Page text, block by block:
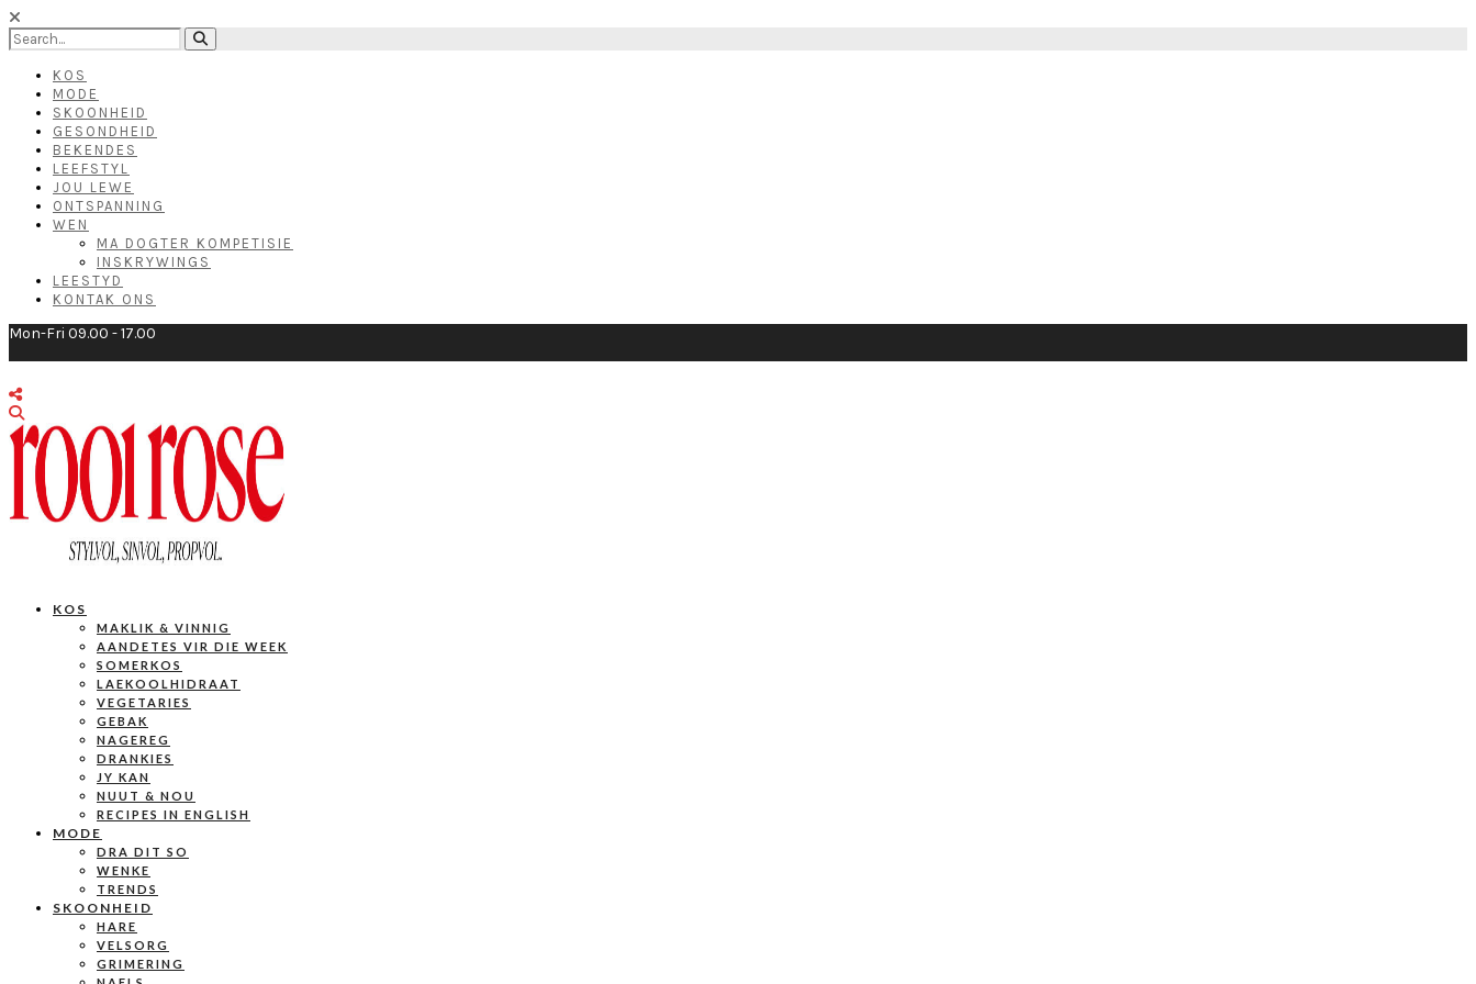
KOS
MODE
SKOONHEID
GESONDHEID
BEKENDES
LEEFSTYL
JOU LEWE
ONTSPANNING
WEN
MA DOGTER KOMPETISIE
INSKRYWINGS
LEESTYD
KONTAK ONS
Mon-Fri 09.00 - 17.00
KOS
MAKLIK & VINNIG
AANDETES VIR DIE WEEK
SOMERKOS
LAEKOOLHIDRAAT
VEGETARIES
GEBAK
NAGEREG
DRANKIES
JY KAN
NUUT & NOU
RECIPES IN ENGLISH
MODE
DRA DIT SO
WENKE
TRENDS
SKOONHEID
HARE
VELSORG
GRIMERING